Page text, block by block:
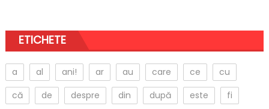
ETICHETE
a al ani! ar au care ce
cu
că
de despre din după este
fi